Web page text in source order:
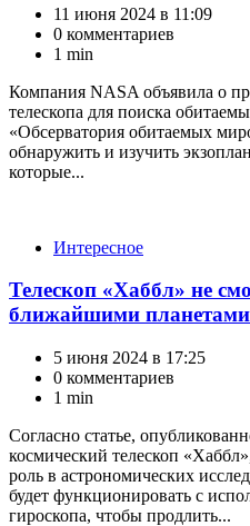
11 июня 2024 в 11:09
0 комментариев
1 min
Компания NASA объявила о
телескопа для поиска
«Обсерватория обитаемых
обнаружить и изучить
которые...
КатегорииИнтересное
Телескоп «Хаббл» не
ближайшими
5 июня 2024 в 17:25
0 комментариев
1 min
Согласно статье,
космический телескоп
роль в астрономических
будет функционировать с
гироскопа, чтобы продлить...